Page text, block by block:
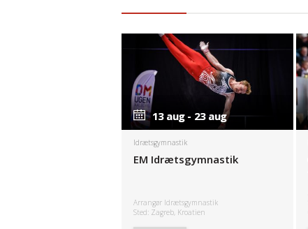
13 aug - 23 aug
13 aug - 23 aug
Idrætsgymnastik
EM Idrætsgymnastik
Arrangør Idrætsgymnastik
Sted: Zagreb, Kroatien